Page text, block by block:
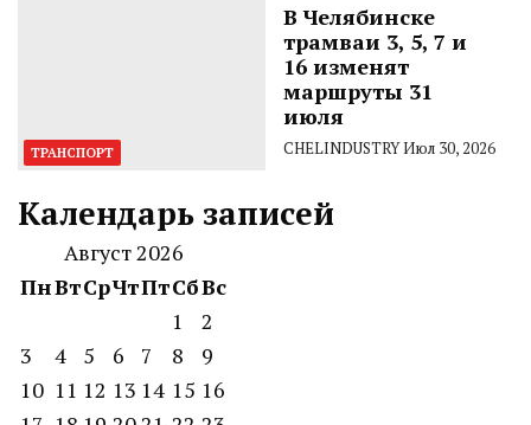
ТРАНСПОРТ
В Челябинске
трамваи 3, 5, 7 и
16 изменят
маршруты 31
июля
CHELINDUSTRYИюл 30, 2026
Календарь записей
Август 2026
ПнВтСрЧтПтСбВс
1
2
3
4 5 6 7 8
9
10 11 12 13 14 15 16